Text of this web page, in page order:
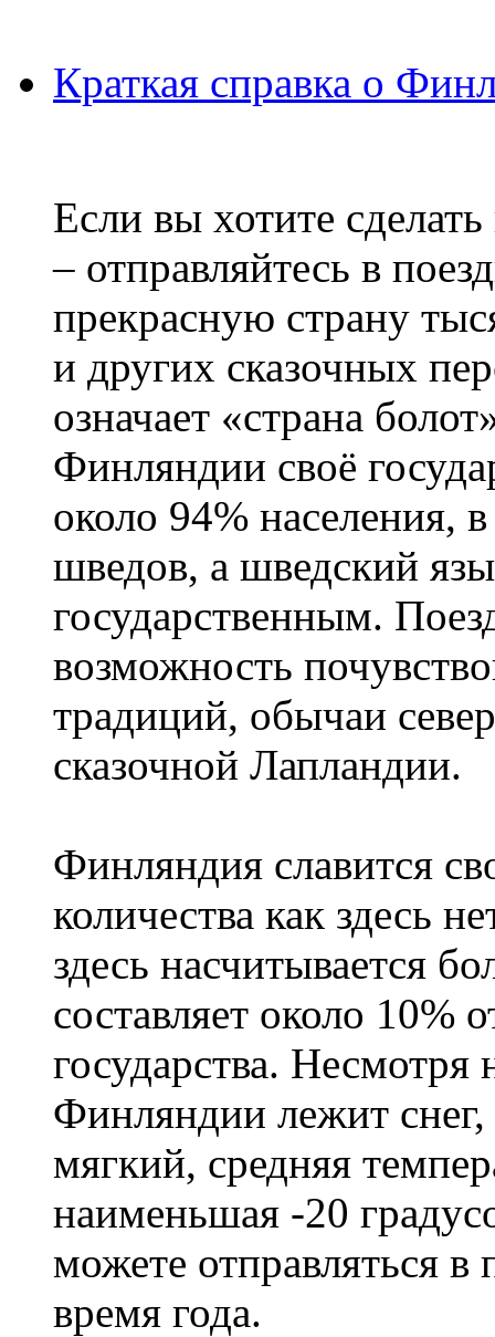
Краткая справка о
Если вы хотите
– отправляйтесь в
прекрасную страну
и других сказочных
означает «страна
Финляндии своё
около 94% населения,
шведов, а шведский
государственным.
возможность
традиций, обычаи
сказочной Лапландии.
Финляндия славится
количества как здесь
здесь насчитывается
составляет около 10%
государства. Несмотря
Финляндии лежит
мягкий, средняя
наименьшая -20
можете отправляться
время года.